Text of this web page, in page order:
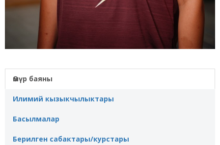
Өмүр баяны
Илимий кызыкчылыктары
Басылмалар
Берилген сабактары/курстары